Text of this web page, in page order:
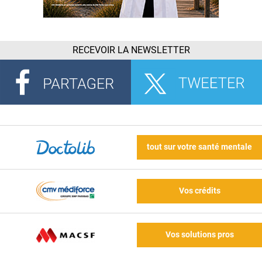
RECEVOIR LA NEWSLETTER
tout sur votre santé mentale
Vos crédits
Vos solutions pros